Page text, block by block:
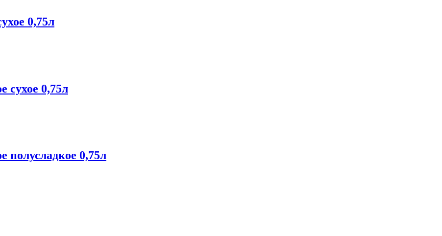
0,75л
сухое 0,75л
полусладкое 0,75л